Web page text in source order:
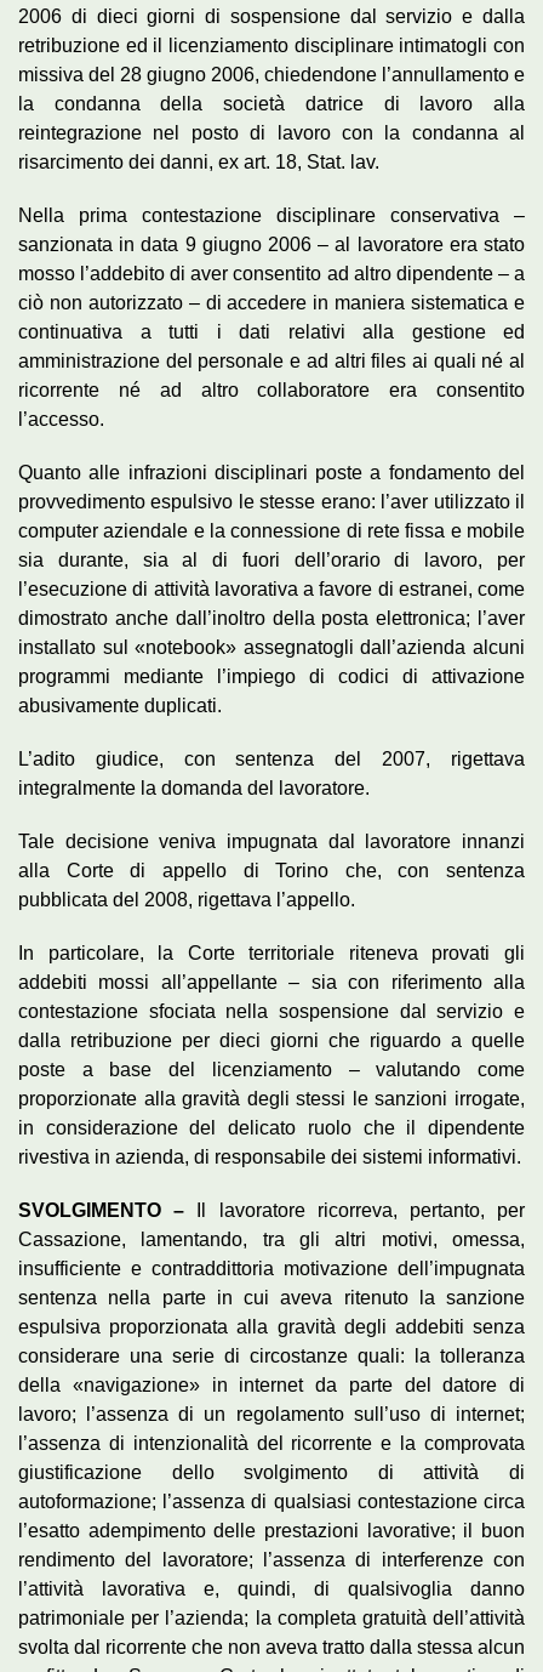
2006 di dieci giorni di sospensione dal servizio e dalla
retribuzione ed il licenziamento disciplinare intimatogli con
missiva del 28 giugno 2006, chiedendone l’annullamento e
la condanna della società datrice di lavoro alla
reintegrazione nel posto di lavoro con la condanna al
risarcimento dei danni, ex art. 18, Stat. lav.
Nella prima contestazione disciplinare conservativa –
sanzionata in data 9 giugno 2006 – al lavoratore era stato
mosso l’addebito di aver consentito ad altro dipendente – a
ciò non autorizzato – di accedere in maniera sistematica e
continuativa a tutti i dati relativi alla gestione ed
amministrazione del personale e ad altri files ai quali né al
ricorrente né ad altro collaboratore era consentito
l’accesso.
Quanto alle infrazioni disciplinari poste a fondamento del
provvedimento espulsivo le stesse erano: l’aver utilizzato il
computer aziendale e la connessione di rete fissa e mobile
sia durante, sia al di fuori dell’orario di lavoro, per
l’esecuzione di attività lavorativa a favore di estranei, come
dimostrato anche dall’inoltro della posta elettronica; l’aver
installato sul «notebook» assegnatogli dall’azienda alcuni
programmi mediante l’impiego di codici di attivazione
abusivamente duplicati.
L’adito giudice, con sentenza del 2007, rigettava
integralmente la domanda del lavoratore.
Tale decisione veniva impugnata dal lavoratore innanzi
alla Corte di appello di Torino che, con sentenza
pubblicata del 2008, rigettava l’appello.
In particolare, la Corte territoriale riteneva provati gli
addebiti mossi all’appellante – sia con riferimento alla
contestazione sfociata nella sospensione dal servizio e
dalla retribuzione per dieci giorni che riguardo a quelle
poste a base del licenziamento – valutando come
proporzionate alla gravità degli stessi le sanzioni irrogate,
in considerazione del delicato ruolo che il dipendente
rivestiva in azienda, di responsabile dei sistemi informativi.
SVOLGIMENTO –
Il lavoratore ricorreva, pertanto, per
Cassazione, lamentando, tra gli altri motivi, omessa,
insufficiente e contraddittoria motivazione dell’impugnata
sentenza nella parte in cui aveva ritenuto la sanzione
espulsiva proporzionata alla gravità degli addebiti senza
considerare una serie di circostanze quali: la tolleranza
della «navigazione» in internet da parte del datore di
lavoro; l’assenza di un regolamento sull’uso di internet;
l’assenza di intenzionalità del ricorrente e la comprovata
giustificazione dello svolgimento di attività di
autoformazione; l’assenza di qualsiasi contestazione circa
l’esatto adempimento delle prestazioni lavorative; il buon
rendimento del lavoratore; l’assenza di interferenze con
l’attività lavorativa e, quindi, di qualsivoglia danno
patrimoniale per l’azienda; la completa gratuità dell’attività
svolta dal ricorrente che non aveva tratto dalla stessa alcun